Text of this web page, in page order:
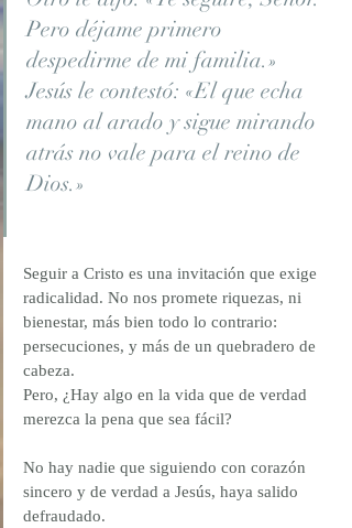
Pero déjame primero
despedirme de mi familia.»
Jesús le contestó: «El que echa
mano al arado y sigue mirando
atrás no vale para el reino de
Dios.»
Seguir a Cristo es una invitación que exige
radicalidad. No nos promete riquezas, ni
bienestar, más bien todo lo contrario:
persecuciones, y más de un quebradero de
cabeza.
Pero, ¿Hay algo en la vida que de verdad
merezca la pena que sea fácil?
No hay nadie que siguiendo con corazón
sincero y de verdad a Jesús, haya salido
defraudado.